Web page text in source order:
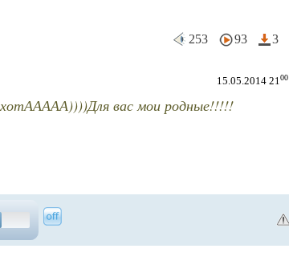
253 93 3
15.05.2014 2100
вас мои родные!!!!!